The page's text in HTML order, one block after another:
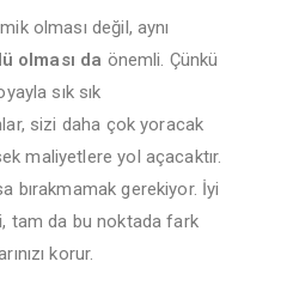
olması değil, aynı
olması da önemli. Çünkü
sık sık
sizi daha çok yoracak
maliyetlere yol açacaktır.
bırakmamak gerekiyor. İyi
tam da bu noktada fark
korur.